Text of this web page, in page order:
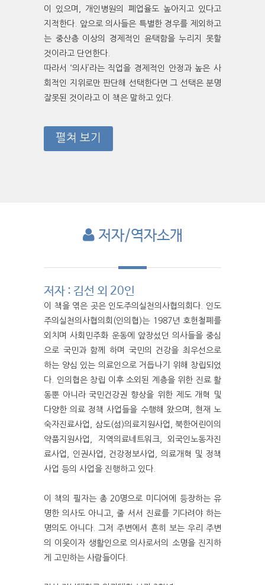
이 있으며, 개인병원의 폐업율도 높아지고 있다고
지적한다. 앞으로 의사들은 특별한 경우를 제외하고
는 중산층 이상의 경제적인 윤택함을 누리지 못할
것이라고 단언한다.
따라서 ‘의사’라는 직업을 경제적인 안정과 높은 사
회적인 지위로만 판단해 선택한다면 그 선택은 분명
잘못된 것이라고 이 책은 말하고 있다.
펼쳐 보기
저자/역자소개
저자 : 김선 외 20인
이 책을 엮은 곳은 인도주의실천의사협의회다. 인도
주의실천의사협의회(인의협)는 1987년 호헌철폐를
외치며 사회민주화 운동에 앞장섰던 의사들을 중심
으로 국민과 함께 하며 국민의 건강을 최우선으로
하는 양심 있는 의료인으로 거듭나기 위해 창립되었
다. 인의협은 창립 이후 소외된 계층을 위한 진료 활
동뿐 아니라 국민건강권 향상을 위한 제도 개혁 및
다양한 의료 정책 사업들을 수행해 왔으며, 현재 노
숙자진료사업, 삼도(섬)의료지원사업, 북한어린이의
약품지원사업, 지역의료네트워크, 외국인노동자진
료사업, 인권사업, 건강정보사업, 의료개혁 및 정책
사업 등의 사업을 진행하고 있다.
이 책의 필자는 총 20명으로 미디어에 등장하는 유
명한 의사도 아니고, 줄 서서 진료를 기다려야 하는
명의도 아니다. 그저 주변에서 흔히 보는 우리 주변
의 이웃이자 생활인으로 의사로서의 소명을 진지하
게 고민하는 사람들이다.